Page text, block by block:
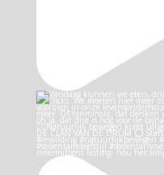
Intermittent fasting: hou het